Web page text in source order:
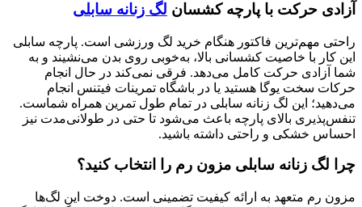
آزادی حرکت با پارچه کشسان لگ زنانه سابلی
راحتی مهم‌ترین فاکتور هنگام خرید لگ ورزشی است. پارچه سابلی
این کار با خاصیت کشسانی بالا، به‌خوبی روی بدن می‌نشیند و به
شما آزادی حرکت کامل می‌دهد. فرقی نمی‌کند در حال انجام
حرکات سخت یوگا هستید یا در باشگاه تمرینات فیتنس انجام
می‌دهید؛ این لگ زنانه سابلی در تمام طول تمرین همراه شماست.
تنفس‌پذیری بالای پارچه باعث می‌شود تا حتی در طولانی‌مدت نیز
احساس خشکی و راحتی داشته باشید.
چرا لگ زنانه سابلی مزون رم را انتخاب کنید؟
مزون رم متعهد به ارائه کیفیت تضمینی است. دوخت این لگ‌ها